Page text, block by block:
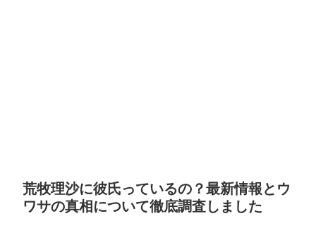
荒牧理沙に彼氏っているの？最新情報とウ
ワサの真相について徹底調査しました